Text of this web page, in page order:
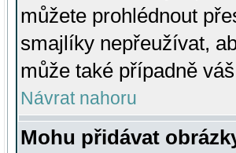
můžete prohlédnout
smajlíky nepřeužívat,
může také případně
Návrat nahoru
Mohu přidávat